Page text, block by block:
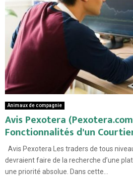
Animaux de compagnie
Avis Pexotera
Fonctionnalités d'un
Avis Pexotera Les traders de tous
devraient faire de la recherche d’une
une priorité absolue. Dans cette...